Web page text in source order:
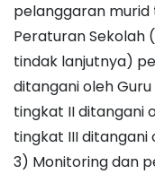
pelanggaran
Peraturan Sekolah
tindak lanjutnya)
ditangani oleh
tingkat II ditangani
tingkat III ditangani
3) Monitoring dan